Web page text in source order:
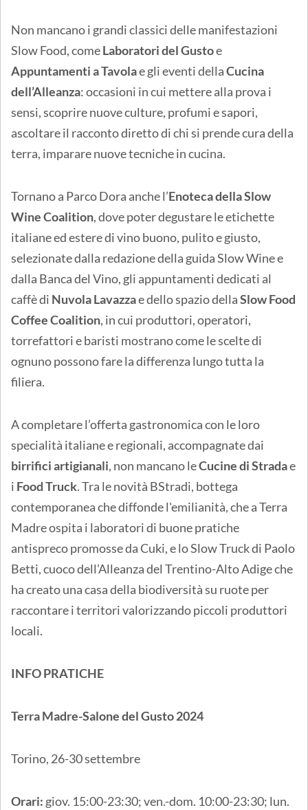
Non mancano i grandi classici delle manifestazioni
Slow Food, comeLaboratori del Gustoe
Appuntamenti a Tavolae gli eventi dellaCucina
dell’Alleanza: occasioni in cui mettere alla prova i
sensi, scoprire nuove culture, profumi e sapori,
ascoltare il racconto diretto di chi si prende cura della
terra, imparare nuove tecniche in cucina.
Tornano a Parco Dora anche l’Enoteca della Slow
Wine Coalition, dove poter degustare le etichette
italiane ed estere di vino buono, pulito e giusto,
selezionate dalla redazione della guida Slow Wine e
dalla Banca del Vino, gli appuntamenti dedicati al
caffè di Nuvola Lavazzae dello spazio dellaSlow Food
Coffee Coalition, in cui produttori, operatori,
torrefattori e baristi mostrano come le scelte di
ognuno possono fare la differenza lungo tutta la
filiera.
A completare l’offerta gastronomica con le loro
specialità italiane e regionali, accompagnate dai
birrifici artigianali, non mancano leCucine di Stradae
i Food Truck. Tra le novità BStradi, bottega
contemporanea che diffonde l'emilianità, che a Terra
Madre ospita i laboratori di buone pratiche
antispreco promosse da Cuki, e lo Slow Truck di Paolo
Betti, cuoco dell’Alleanza del Trentino-Alto Adige che
ha creato una casa della biodiversità su ruote per
raccontare i territori valorizzando piccoli produttori
locali.
INFO PRATICHE
Terra Madre-Salone del Gusto 2024
Torino, 26-30 settembre
Orari: giov. 15:00-23:30; ven.-dom. 10:00-23:30; lun.